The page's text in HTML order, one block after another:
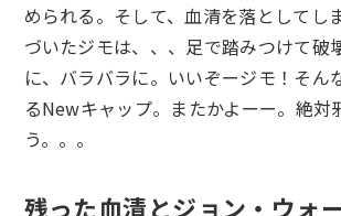
められる。そして、血清を落としてし
づいたジモは、、、足で踏みつけて破
に、バラバラに。いいぞージモ！そん
るNewキャップ。またかよーー。絶対
う。。。
残った血清とジョン・ウォ